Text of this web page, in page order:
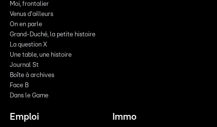
Moi, frontalier
Venus d'ailleurs
On en parle
Grand-Duché, la petite histoire
La question X
Une table, une histoire
Journal St
Boîte à archives
Face B
Dans le Game
Emploi Immo